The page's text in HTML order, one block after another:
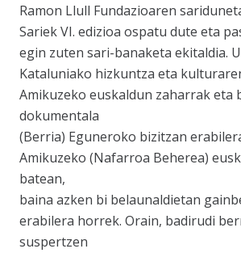
Ramon Llull Fundazioaren
Sariek VI. edizioa ospatu dute eta
egin zuten sari-banaketa ekitaldia.
Kataluniako hizkuntza eta
Amikuzeko euskaldun zaharrak eta
dokumentala
(Berria) Eguneroko bizitzan
Amikuzeko (Nafarroa Beherea)
batean,
baina azken bi belaunaldietan
erabilera horrek. Orain, badirudi
suspertzen